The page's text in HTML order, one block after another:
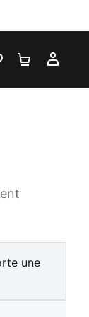
LISTE DEPANIER 0
une